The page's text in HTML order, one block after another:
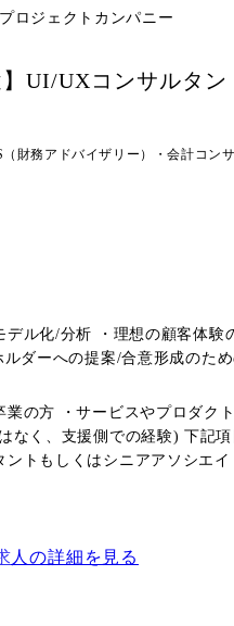
支援 長年改修されていなかっ
ら、戦略立案や事業構想など
援を通じて得たナレッジを新たなサービスとして展開したり、顧客支援を通じて得た市場ニー
子会社社長として事業運営を担い
いて直接話を聞くだけでなく、自身のキ
ンターとしてサポートを行っており、業務面・キャリア面問わず気軽に相談できる環境で
の思考特性や強みを理解した
なげています。
ロジェクトカンパニー
】UI/UXコンサルタン
（財務アドバイザリー）・会計コン
デル化/分析 ・理想の顧客体
ルダーへの提案/合意形成のた
業の方 ・サービスやプロダ
。 ・コンサルティングファームでの実務経験が3年以上ある方 ・コンサルティングファーム
ントもしくはシニアアソシエ
人の詳細を見る